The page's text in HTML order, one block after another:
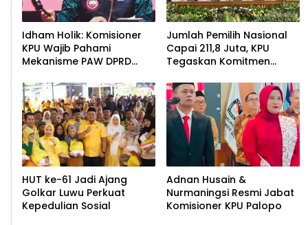
Idham Holik: Komisioner
KPU Wajib Pahami
Mekanisme PAW DPRD
Jumlah Pemilih Nasional
Capai 211,8 Juta, KPU
Tegaskan Komitmen
Berkelanjutan
HUT ke-61 Jadi Ajang
Golkar Luwu Perkuat
Kepedulian Sosial
Adnan Husain &
Nurmaningsi Resmi Jabat
Komisioner KPU Palopo